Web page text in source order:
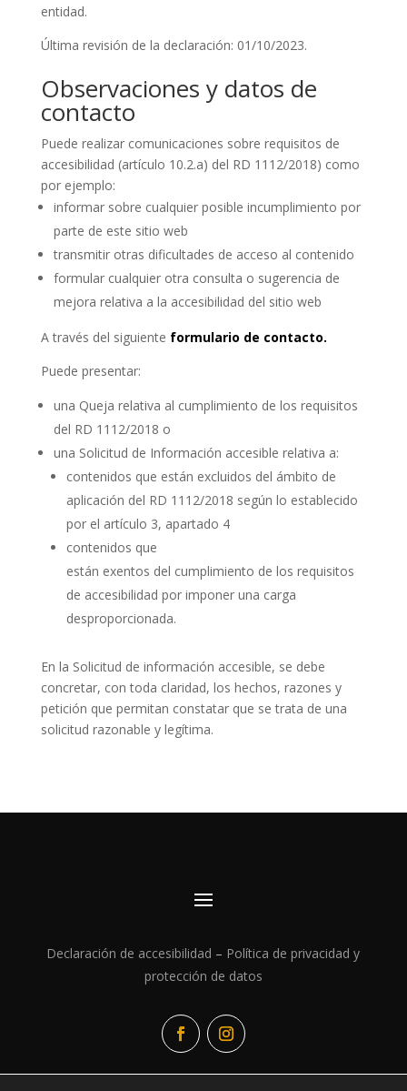
entidad.
Última revisión de la declaración: 01/10/2023.
Observaciones y datos de
contacto
Puede realizar comunicaciones sobre requisitos de
accesibilidad (artículo 10.2.a) del RD 1112/2018) como
por ejemplo:
informar sobre cualquier posible incumplimiento por
parte de este sitio web
transmitir otras dificultades de acceso al contenido
formular cualquier otra consulta o sugerencia de
mejora relativa a la accesibilidad del sitio web
A través del siguiente formulario de contacto.
Puede presentar:
una Queja relativa al cumplimiento de los requisitos
del RD 1112/2018 o
una Solicitud de Información accesible relativa a:
contenidos que están excluidos del ámbito de
aplicación del RD 1112/2018 según lo establecido
por el artículo 3, apartado 4
contenidos que
están exentos del cumplimiento de los requisitos
de accesibilidad por imponer una carga
desproporcionada.
En la Solicitud de información accesible, se debe
concretar, con toda claridad, los hechos, razones y
petición que permitan constatar que se trata de una
solicitud razonable y legítima.
Declaración de accesibilidad – Política de privacidad y
protección de datos